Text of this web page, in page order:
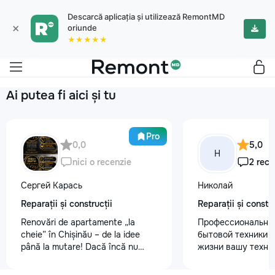
×
Descarcă aplicația și utilizează RemontMD
oriunde
★★★★★
Ai putea fi aici și tu
Pro
0,0
nici o recenzie
Сергей Карась
Reparații și construcții
Renovări de apartamente „la
cheie” în Chișinău – de la idee
până la mutare! Dacă încă nu
Н
5,0
2
Николай
Reparații și
бытовой техники
жизни вашу